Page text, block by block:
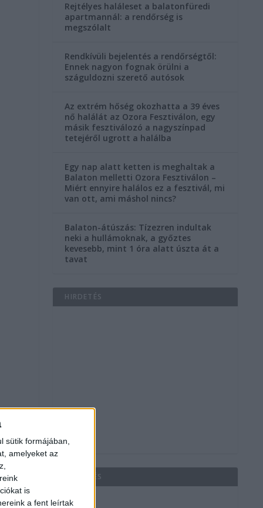
sütik formájában,
amelyeket az
is
a fent leírtak
Rejtélyes haláleset a balatonfüredi
apartmannál: a rendőrség is
megszólalt
Rendkívüli bejelentés a rendőrségtől:
Ennek nagyon fognak örülni a
száguldozni szerető autósok
Az extrém hőség okozhatta a 39 éves
nő halálát az Ozora Fesztiválon, egy
másik fesztiválozó a nagyszínpad
tetejéről ugrott a halálba
Egy nap alatt ketten is meghaltak a
Balaton melletti Ozora Fesztiválon –
Miért ennyire halálos ez a fesztivál, mi
van ott, ami máshol nincs?
Balaton-átúszás: Tízezren indultak
neki a hullámoknak, a győztes
kevesebb, mint 1 óra alatt úszta át a
tavat
HIRDETÉS
HIRDETÉS